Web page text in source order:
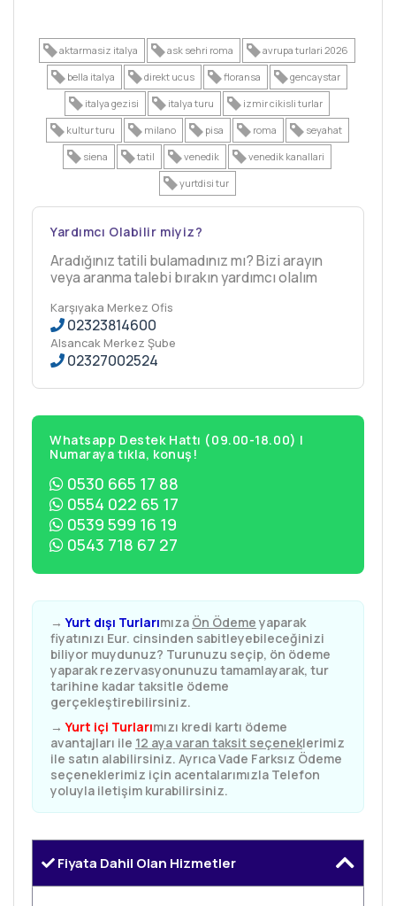
aktarmasiz italya ask sehri roma
avrupa turlari 2026
bella italya
direkt ucus floransa
gencaystar
italya gezisi
italya turu
izmir cikisli turlar
kultur turu
milano pisa roma
seyahat
siena
tatil venedik
venedik kanallari
yurtdisi tur
Yardımcı Olabilir miyiz?
Aradığınız tatili bulamadınız mı? Bizi arayın
veya aranma talebi bırakın yardımcı olalım
Karşıyaka Merkez Ofis
02323814600
Alsancak Merkez Şube
02327002524
Whatsapp Destek Hattı (09.00-18.00) |
Numaraya tıkla, konuş!
0530 665 17 88
0554 022 65 17
0539 599 16 19
0543 718 67 27
→Yurt dışı Turlarımıza Ön Ödeme yaparak
fiyatınızı Eur. cinsinden sabitleyebileceğinizi
biliyor muydunuz? Turunuzu seçip, ön ödeme
yaparak rezervasyonunuzu tamamlayarak, tur
tarihine kadar taksitle ödeme
gerçekleştirebilirsiniz.
→Yurt içi Turlarımızı kredi kartı ödeme
avantajları ile 12 aya varan taksit seçeneklerimiz
ile satın alabilirsiniz. Ayrıca Vade Farksız Ödeme
seçeneklerimiz için acentalarımızla Telefon
yoluyla iletişim kurabilirsiniz.
Fiyata Dahil Olan Hizmetler